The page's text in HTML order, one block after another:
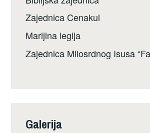
Zajednica Cenakul
Marijina legija
Zajednica Milosrdnog Isusa
Galerija